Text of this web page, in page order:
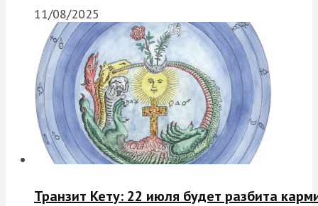
11/08/2025
Транзит Кету: 22 июля будет разбита